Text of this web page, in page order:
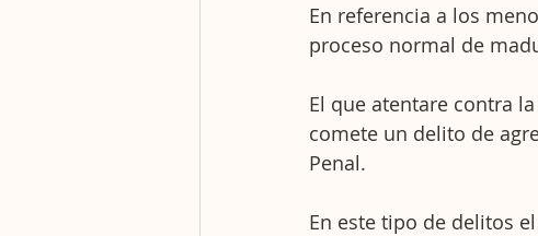
En referencia a los
proceso normal de
El que atentare contra
comete un delito de
Penal.
En este tipo de delitos